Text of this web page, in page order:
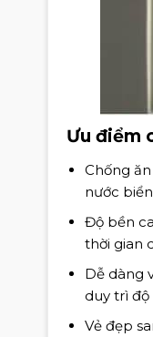
Ưu điểm
Chống
nước
Độ bền
thời gian
Dễ dàng
duy trì độ
Vẻ đẹp